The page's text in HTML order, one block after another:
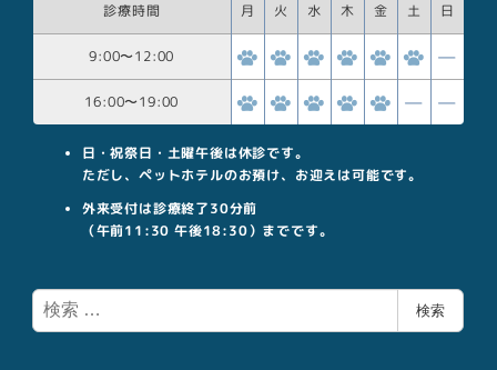
診療時間 月 火 水 木 金 土 日
9:00〜12:00
16:00〜19:00
日・祝祭日・土曜午後は休診です。
ただし、ペットホテルのお預け、お迎えは可能です。
外来受付は診療終了30分前
（午前11:30 午後18:30）までです。
検
索
検索